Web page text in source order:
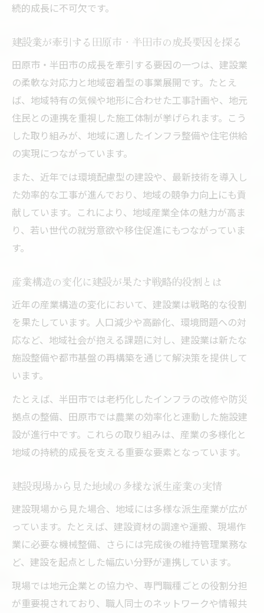
続的成長に不可欠です。
建設業が牽引する田原市・半田市の成長要因を探る
田原市・半田市の成長を牽引する要因の一つは、建設業
の柔軟な対応力と地域密着型の事業展開です。たとえ
ば、地域特有の気候や地形に合わせた工事計画や、地元
住民との連携を重視した施工体制が挙げられます。こう
した取り組みが、地域に適したインフラ整備や住宅供給
の実現につながっています。
また、近年では環境配慮型の建設や、最新技術を導入し
た効率的な工事が進んでおり、地域の競争力向上にも貢
献しています。これにより、地域産業全体の魅力が高ま
り、若い世代の就労意欲や移住促進にもつながっていま
す。
産業構造の変化に建設が果たす戦略的役割とは
近年の産業構造の変化において、建設業は戦略的な役割
を果たしています。人口減少や高齢化、環境問題への対
応など、地域社会が抱える課題に対し、建設業は新たな
施設整備や都市基盤の再構築を通じて解決策を提供して
います。
たとえば、半田市では老朽化したインフラの改修や防災
拠点の整備、田原市では農業の効率化と連動した施設建
設が進行中です。これらの取り組みは、産業の多様化と
地域の持続的成長を支える重要な要素となっています。
建設現場から見た地域の多様な派生産業の実情
建設現場から見た場合、地域には多様な派生産業が広が
っています。たとえば、建設資材の調達や運搬、現場作
業に必要な機械整備、さらには完成後の維持管理業務な
ど、建設を起点とした幅広い分野が連携しています。
現場では地元企業との協力や、専門職種ごとの役割分担
が重要視されており、職人同士のネットワークや情報共